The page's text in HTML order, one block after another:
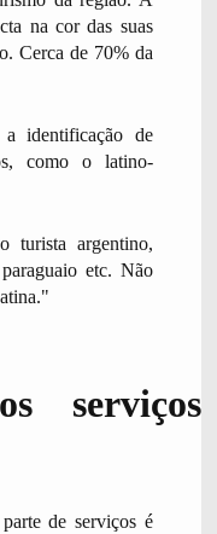
na cor das suas
Cerca de 70% da
identificação de
como o latino-
turista argentino,
etc. Não
serviços
de serviços é